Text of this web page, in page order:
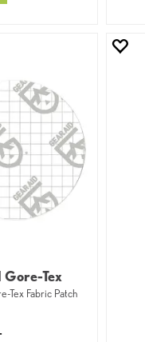
Tex
Tex Fabric Patch